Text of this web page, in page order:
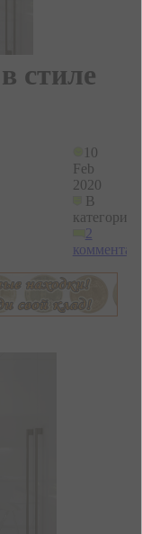
стиле
10
Feb
2020
В
категории
2